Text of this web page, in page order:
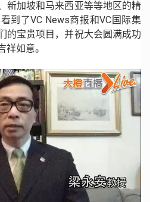
新加坡和马来西亚等等地区的精
到了VC News商报和VC国际集
的宝贵项目，并祝大会圆满成功
如意。